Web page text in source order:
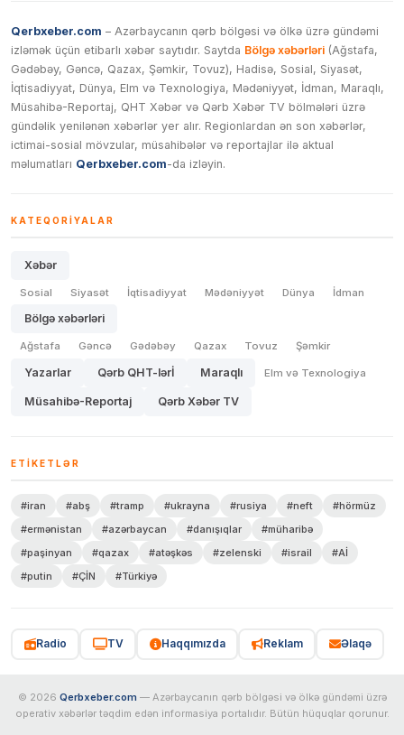
Qerbxeber.com – Azərbaycanın qərb bölgəsi və ölkə üzrə gündəmi
izləmək üçün etibarlı xəbər saytıdır. Saytda Bölgə xəbərləri (Ağstafa,
Gədəbəy, Gəncə, Qazax, Şəmkir, Tovuz), Hadisə, Sosial, Siyasət,
İqtisadiyyat, Dünya, Elm və Texnologiya, Mədəniyyət, İdman, Maraqlı,
Müsahibə-Reportaj, QHT Xəbər və Qərb Xəbər TV bölmələri üzrə
gündəlik yenilənən xəbərlər yer alır. Regionlardan ən son xəbərlər,
ictimai-sosial mövzular, müsahibələr və reportajlar ilə aktual
məlumatları Qerbxeber.com-da izləyin.
KATEQORIYALAR
Xəbər
Sosial Siyasət İqtisadiyyat Mədəniyyət Dünya İdman
Bölgə xəbərləri
Ağstafa Gəncə Gədəbəy Qazax Tovuz Şəmkir
Yazarlar Qərb QHT-lərİ Maraqlı Elm və Texnologiya
Müsahibə-Reportaj Qərb Xəbər TV
ETIKETLƏR
#iran #abş #tramp #ukrayna #rusiya #neft
#hörmüz
#ermənistan
#azərbaycan #danışıqlar
#müharibə
#paşinyan
#qazax #atəşkəs #zelenski #israil
#Aİ
#putin
#ÇİN #Türkiyə
Radio TV Haqqımızda Reklam Əlaqə
© 2026 Qerbxeber.com — Azərbaycanın qərb bölgəsi və ölkə gündəmi üzrə
operativ xəbərlər təqdim edən informasiya portalıdır. Bütün hüquqlar qorunur.